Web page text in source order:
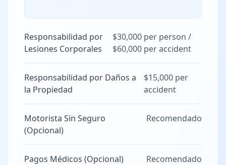
Responsabilidad por
Lesiones Corporales
$30,000 per person /
$60,000 per accident
Responsabilidad por Daños a
la Propiedad
$15,000 per
accident
Motorista Sin Seguro
(Opcional)
Recomendado
Pagos Médicos (Opcional) Recomendado